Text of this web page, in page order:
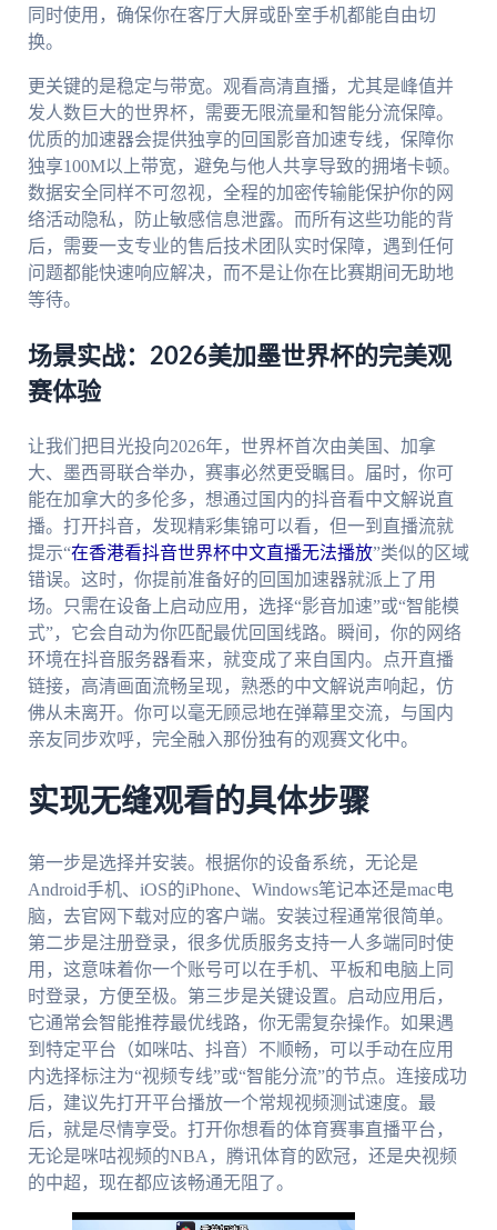
同时使用，确保你在客厅大屏或卧室手机都能自由切
换。
更关键的是稳定与带宽。观看高清直播，尤其是峰值并
发人数巨大的世界杯，需要无限流量和智能分流保障。
优质的加速器会提供独享的回国影音加速专线，保障你
独享100M以上带宽，避免与他人共享导致的拥堵卡顿。
数据安全同样不可忽视，全程的加密传输能保护你的网
络活动隐私，防止敏感信息泄露。而所有这些功能的背
后，需要一支专业的售后技术团队实时保障，遇到任何
问题都能快速响应解决，而不是让你在比赛期间无助地
等待。
场景实战：2026美加墨世界杯的完美观
赛体验
让我们把目光投向2026年，世界杯首次由美国、加拿
大、墨西哥联合举办，赛事必然更受瞩目。届时，你可
能在加拿大的多伦多，想通过国内的抖音看中文解说直
播。打开抖音，发现精彩集锦可以看，但一到直播流就
提示“在香港看抖音世界杯中文直播无法播放”类似的区域
错误。这时，你提前准备好的回国加速器就派上了用
场。只需在设备上启动应用，选择“影音加速”或“智能模
式”，它会自动为你匹配最优回国线路。瞬间，你的网络
环境在抖音服务器看来，就变成了来自国内。点开直播
链接，高清画面流畅呈现，熟悉的中文解说声响起，仿
佛从未离开。你可以毫无顾忌地在弹幕里交流，与国内
亲友同步欢呼，完全融入那份独有的观赛文化中。
实现无缝观看的具体步骤
第一步是选择并安装。根据你的设备系统，无论是
Android手机、iOS的iPhone、Windows笔记本还是mac电
脑，去官网下载对应的客户端。安装过程通常很简单。
第二步是注册登录，很多优质服务支持一人多端同时使
用，这意味着你一个账号可以在手机、平板和电脑上同
时登录，方便至极。第三步是关键设置。启动应用后，
它通常会智能推荐最优线路，你无需复杂操作。如果遇
到特定平台（如咪咕、抖音）不顺畅，可以手动在应用
内选择标注为“视频专线”或“智能分流”的节点。连接成功
后，建议先打开平台播放一个常规视频测试速度。最
后，就是尽情享受。打开你想看的体育赛事直播平台，
无论是咪咕视频的NBA，腾讯体育的欧冠，还是央视频
的中超，现在都应该畅通无阻了。